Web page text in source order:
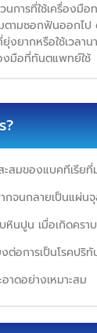
นการที่ใช้เครื่องมือ
ามซอกฟันออกไป
ยุ่งยากหรือใช้เวล
งมือที่ทันตแพทย์ใช้
?
สมของแบคทีเรียที่
กจนกลายเป็นแผ่
หินปูน เมื่อเกิดครา
ต่อการเป็นโรคปริ
าดอย่างเหมาะสม